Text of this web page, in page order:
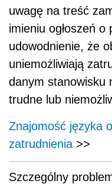
uwagę na treść
imieniu ogłoszeń o
udowodnienie, że
uniemożliwiają
danym stanowisku
trudne lub
Znajomość języka
zatrudnienia >>
Szczególny